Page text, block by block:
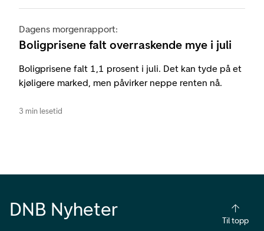
Dagens morgenrapport:
Boligprisene falt overraskende mye i juli
Boligprisene falt 1,1 prosent i juli. Det kan tyde på et
kjøligere marked, men påvirker neppe renten nå.
3 min lesetid
DNB Nyheter
Til topp